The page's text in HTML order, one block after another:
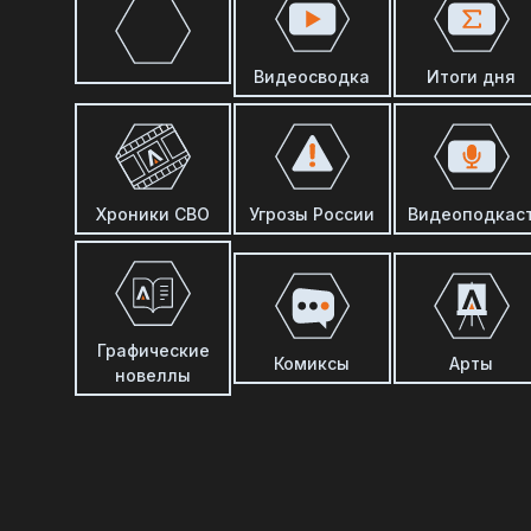
Видеосводка Итоги дня
Хроники СВО Угрозы России
Графические
новеллы
Комиксы Арты